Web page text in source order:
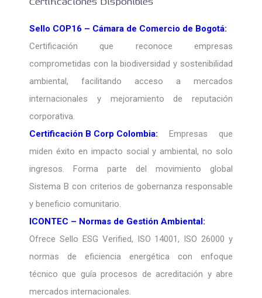
Sello COP16 – Cámara de Comercio de Bogotá:
Certificación que reconoce empresas
comprometidas con la biodiversidad y sostenibilidad
ambiental, facilitando acceso a mercados
internacionales y mejoramiento de reputación
corporativa.
Certificación B Corp Colombia: Empresas que
miden éxito en impacto social y ambiental, no solo
ingresos. Forma parte del movimiento global
Sistema B con criterios de gobernanza responsable
y beneficio comunitario.
ICONTEC – Normas de Gestión Ambiental:
Ofrece Sello ESG Verified, ISO 14001, ISO 26000 y
normas de eficiencia energética con enfoque
técnico que guía procesos de acreditación y abre
mercados internacionales.